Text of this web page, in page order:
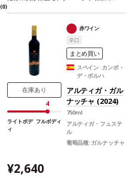
(0)
含みが加わる。口に含むと、肉厚で洗練さ
れたタンニンを感じる。合う料理
み料理、パスタ、半熟成チーズ、タパスな
どと好相性。
葡萄品種100% ガルナッチ
*本ヴィンテージが在庫切れの場合、在
庫があり価格が同様の場合は自動的に次の
ヴィンテージに変更されます、ご了承くだ
さい。
在庫あり
4
ライトボデ
ィ
フルボディ
赤ワイン
辛口
まとめ買い
スペイン カンポ・
デ・ボルハ
アルティガ・ガル
ナッチャ (2024)
750ml
アルティガ・フュステ
ル
葡萄品種: ガルナッチャ
¥2,640